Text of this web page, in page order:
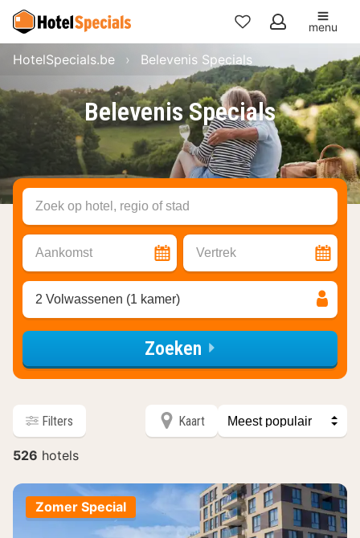
Mijn
favorieten
menu
Belevenis Specials
HotelSpecials.be Belevenis Specials
Zoek op hotel, regio of stad
Aankomst Vertrek
2 Volwassenen (1 kamer)
Zoeken
Filters Kaart
sorteer
op
526 hotels
hotels
Zomer Special